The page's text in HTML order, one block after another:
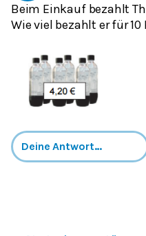
Beim Einkauf bezahlt
Wie viel bezahlt er für